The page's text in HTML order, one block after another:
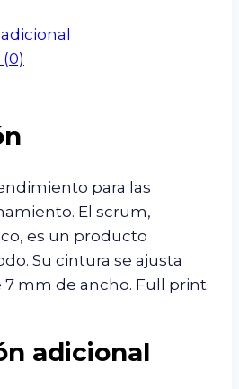
para las
El scrum,
es un producto
Su cintura se ajusta
mm de ancho. Full print.
adicional